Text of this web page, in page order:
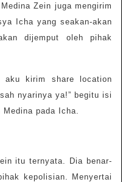
Zein juga mengirim
Icha yang seakan-akan
dijemput oleh pihak
aku kirim share location
nyarinya ya!” begitu isi
pada Icha.
itu ternyata. Dia benar-
kepolisian. Menyertai